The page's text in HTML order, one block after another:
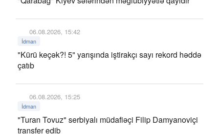
06.08.2026, 15:42
İdman
"Kürü keçək?! 5" yarışında iştirakçı sayı rekord həddə
çatıb
06.08.2026, 15:25
İdman
"Turan Tovuz" serbiyalı müdafiəçi Filip Damyanoviçi
transfer edib